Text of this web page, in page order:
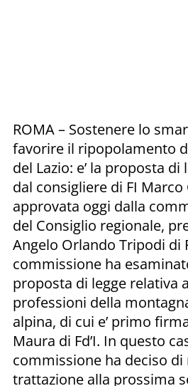
ROMA – Sostenere lo
favorire il ripopolamento
del Lazio: e’ la proposta
dal consigliere di FI Marco
approvata oggi dalla
del Consiglio regionale,
Angelo Orlando Tripodi di
commissione ha
proposta di legge relativa
professioni della
alpina, di cui e’ primo
Maura di Fd’I. In questo
commissione ha deciso di
trattazione alla prossima